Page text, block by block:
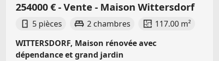
254000 € - Vente - Maison Wittersdorf
5 pièces 2 chambres
117.00 m²
WITTERSDORF, Maison rénovée avec
dépendance et grand jardin